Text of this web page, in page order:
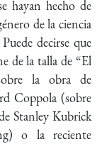
hayan hecho de
de la ciencia
decirse que
de la talla de “El
la obra de
Coppola (sobre
Stanley Kubrick
o la reciente